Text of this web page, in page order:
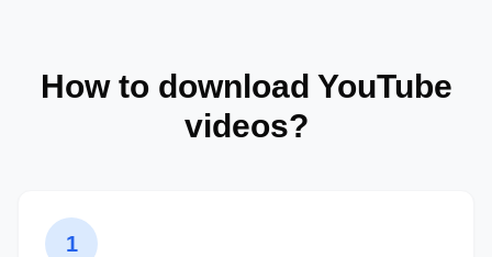
How to download YouTube
videos?
1